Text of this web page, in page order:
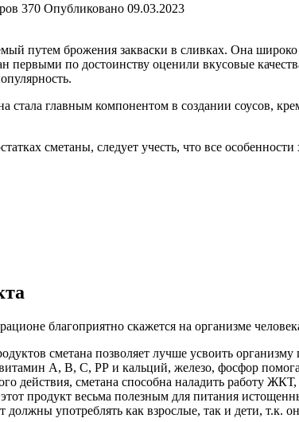
370 Опубликовано 09.03.2023
путем брожения закваски в сливках. Она
первыми по достоинству оценили вкусовые
стала главным компонентом в создании соусов,
сметаны, следует учесть, что все
благоприятно скажется на организме
сметана позволяет лучше усвоить
А, В, С, РР и кальций, железо, фосфор
действия, сметана способна наладить работу
продукт весьма полезным для питания
употреблять как взрослые, так и дети, т.к.